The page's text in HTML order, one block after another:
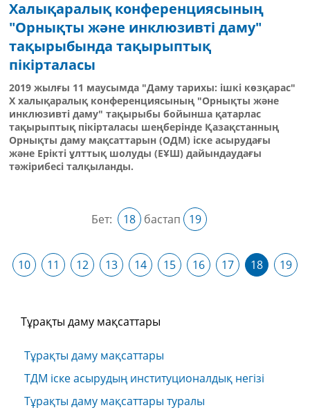
Халықаралық конференциясының
"Орнықты және инклюзивті даму"
тақырыбында тақырыптық
пікірталасы
2019 жылғы 11 маусымда "Даму тарихы: ішкі көзқарас"
X халықаралық конференциясының "Орнықты және
инклюзивті даму" тақырыбы бойынша қатарлас
тақырыптық пікірталасы шеңберінде Қазақстанның
Орнықты даму мақсаттарын (ОДМ) іске асырудағы
және Ерікті ұлттық шолуды (ЕҰШ) дайындаудағы
тәжірибесі талқыланды.
Бет: 18 бастап 19
10 11 12 13 14 15 16 17 18 19
Тұрақты даму мақсаттары
Тұрақты даму мақсаттары
ТДМ іске асырудың институционалдық негізі
Тұрақты даму мақсаттары туралы